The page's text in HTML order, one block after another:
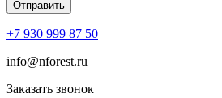
+7 930 999 87 50
info@nforest.ru
Заказать звонок